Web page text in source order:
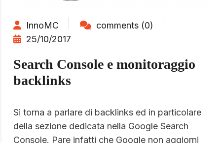
InnoMC
comments (0)
25/10/2017
Search Console e monitoraggio
backlinks
Si torna a parlare di backlinks ed in particolare
della sezione dedicata nella Google Search
Console. Pare infatti che Google non aggiorni